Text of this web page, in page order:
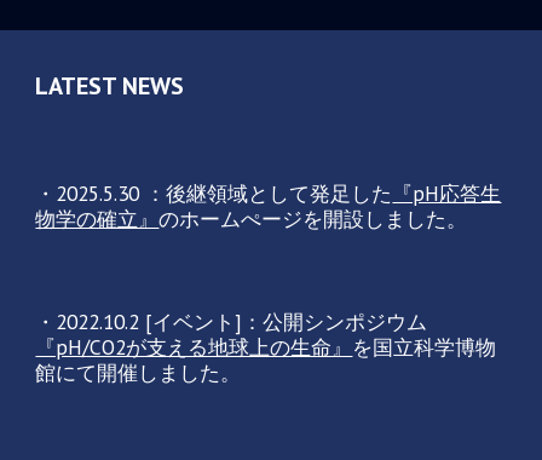
LATEST NEWS
・2025.5.30 ：後継領域として発足した 『pH応答生
物学の確立』のホームぺージを開設しました。
・2022.10.2 [イベント]：公開シンポジウム
『pH/CO2が支える地球上の生命』 を国立科学博物
館にて開催しました。